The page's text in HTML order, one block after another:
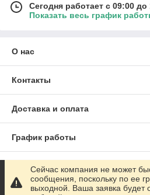
Сегодня работает с 09:00 до
Показать весь график
О нас
Контакты
Доставка и оплата
График работы
Полная версия сайта
Сейчас компания не может
сообщения, поскольку по ее
выходной. Ваша заявка будет